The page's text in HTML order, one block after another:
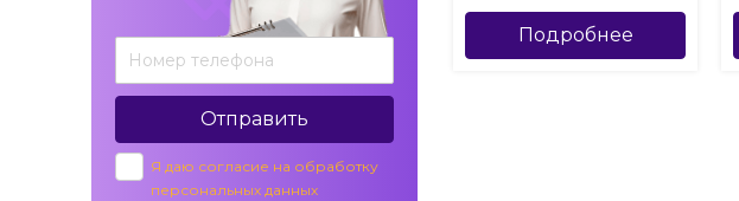
Отправить
Я даю согласие на обработку
персональных данных
Подробнее